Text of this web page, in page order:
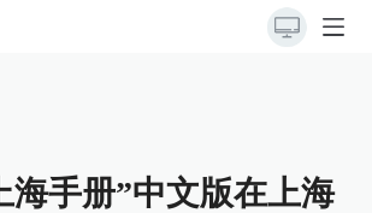
海手册”中文版在上海